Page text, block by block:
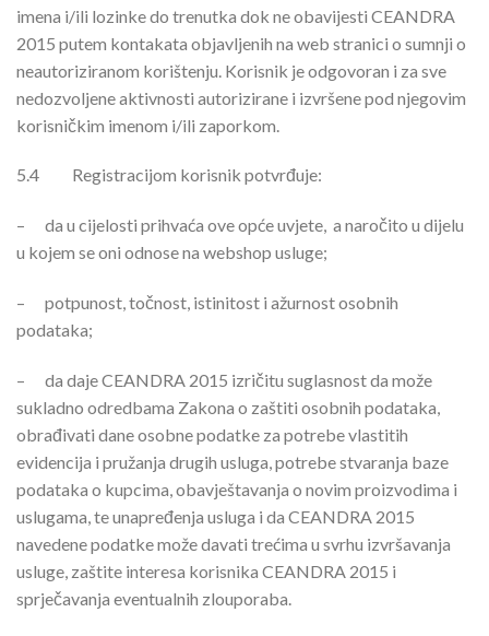
imena i/ili lozinke do trenutka dok ne obavijesti CEANDRA
2015 putem kontakata objavljenih na web stranici o sumnji o
neautoriziranom korištenju. Korisnik je odgovoran i za sve
nedozvoljene aktivnosti autorizirane i izvršene pod njegovim
korisničkim imenom i/ili zaporkom.
5.4 Registracijom korisnik potvrđuje:
– da u cijelosti prihvaća ove opće uvjete, a naročito u dijelu
u kojem se oni odnose na webshop usluge;
– potpunost, točnost, istinitost i ažurnost osobnih
podataka;
– da daje CEANDRA 2015 izričitu suglasnost da može
sukladno odredbama Zakona o zaštiti osobnih podataka,
obrađivati dane osobne podatke za potrebe vlastitih
evidencija i pružanja drugih usluga, potrebe stvaranja baze
podataka o kupcima, obavještavanja o novim proizvodima i
uslugama, te unapređenja usluga i da CEANDRA 2015
navedene podatke može davati trećima u svrhu izvršavanja
usluge, zaštite interesa korisnika CEANDRA 2015 i
sprječavanja eventualnih zlouporaba.